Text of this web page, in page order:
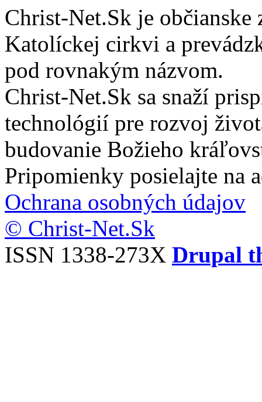
Christ-Net.Sk je
Katolíckej cirkvi a
pod rovnakým názvom.
Christ-Net.Sk sa snaží
technológií pre rozvoj
budovanie Božieho
Pripomienky posielajte na
Ochrana osobných údajov
© Christ-Net.Sk
ISSN 1338-273X Drupal